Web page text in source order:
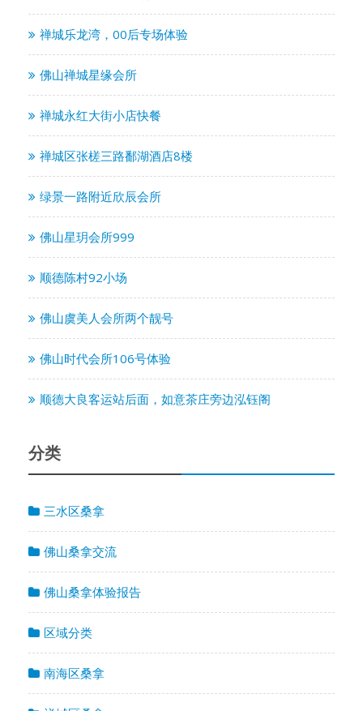
禅城乐龙湾，00后专场体验
佛山禅城星缘会所
禅城永红大街小店快餐
禅城区张槎三路鄱湖酒店8楼
绿景一路附近欣辰会所
佛山星玥会所999
顺德陈村92小场
佛山虞美人会所两个靓号
佛山时代会所106号体验
顺德大良客运站后面，如意茶庄旁边泓钰阁
分类
三水区桑拿
佛山桑拿交流
佛山桑拿体验报告
区域分类
南海区桑拿